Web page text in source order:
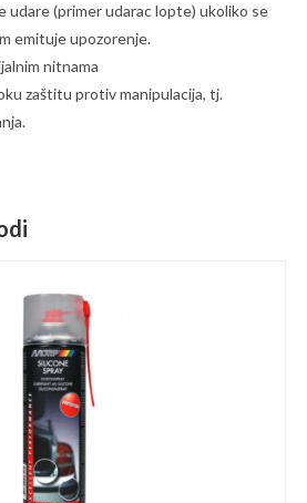
udare (primer udarac lopte) ukoliko se
emituje upozorenje.
nitnama
zaštitu protiv manipulacija, tj.